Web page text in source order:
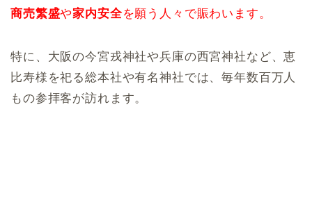
商売繁盛や家内安全を願う人々で賑わいます。
特に、大阪の今宮戎神社や兵庫の西宮神社など、恵
比寿様を祀る総本社や有名神社では、毎年数百万人
もの参拝客が訪れます。